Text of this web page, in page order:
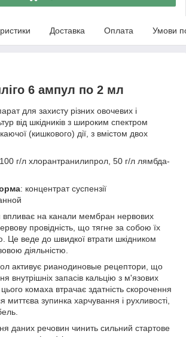
Доставка Оплата Умови
6 ампул по 2 мл
для захисту різних овочевих і
від шкідників з широким спектром
(кишкового) дії, з вмістом двох
г/л хлорантранилипрол, 50 г/л лямбда-
: концентрат суспензії
впливає на канали мембран нервових
провідність, що тягне за собою їх
Це веде до швидкої втрати шкідником
діяльністю.
активує рианодиновые рецептори, що
внутрішніх запасів кальцію з м'язових
комаха втрачає здатність скорочення
миттєва зупинка харчування і рухливості,
даних речовин чинить сильний стартове